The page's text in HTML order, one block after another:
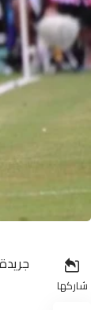
شاركها